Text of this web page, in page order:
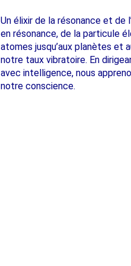
Un élixir de la résonance et de
en résonance, de la particule
atomes jusqu’aux planètes et
notre taux vibratoire. En
avec intelligence, nous
notre conscience.